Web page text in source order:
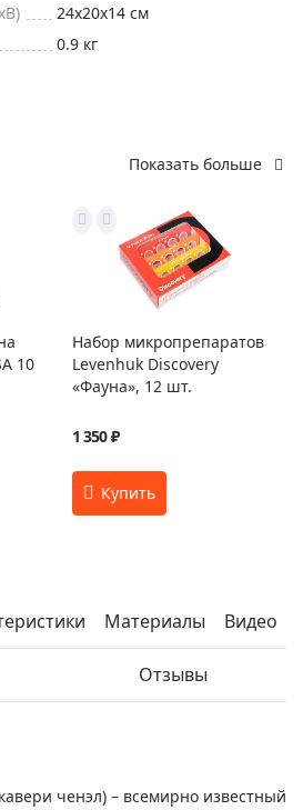
24x20x14 см
0.9 кг
Показать больше
10
Набор микропрепаратов
Levenhuk Discovery
«Фауна», 12 шт.
1 350 ₽
Материалы Видео
Отзывы
ченэл) – всемирно известный